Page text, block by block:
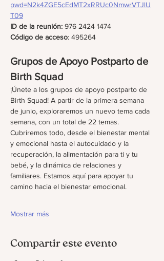
pwd=N2k4ZGE5cEdMT2xRRUc0NmwrVTJlU
T09
ID de la reunión: 976 2424 1474
Código de acceso: 495264
Grupos de Apoyo Postparto de
Birth Squad
¡Únete a los grupos de apoyo postparto de
Birth Squad! A partir de la primera semana
de junio, exploraremos un nuevo tema cada
semana, con un total de 22 temas.
Cubriremos todo, desde el bienestar mental
y emocional hasta el autocuidado y la
recuperación, la alimentación para ti y tu
bebé, y la dinámica de relaciones y
familiares. Estamos aquí para apoyar tu
camino hacia el bienestar emocional.
Mostrar más
Compartir este evento